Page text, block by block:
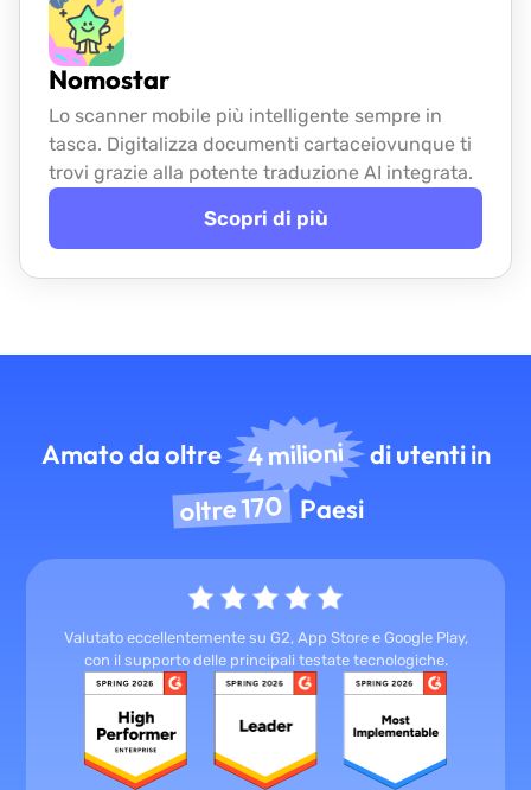
Nomostar
Lo scanner mobile più intelligente sempre in
tasca. Digitalizza documenti cartaceiovunque ti
trovi grazie alla potente traduzione AI integrata.
Scopri di più
Amato da oltre 4 milioni di utenti in
oltre 170 Paesi
Valutato eccellentemente su G2, App Store e Google Play,
con il supporto delle principali testate tecnologiche.